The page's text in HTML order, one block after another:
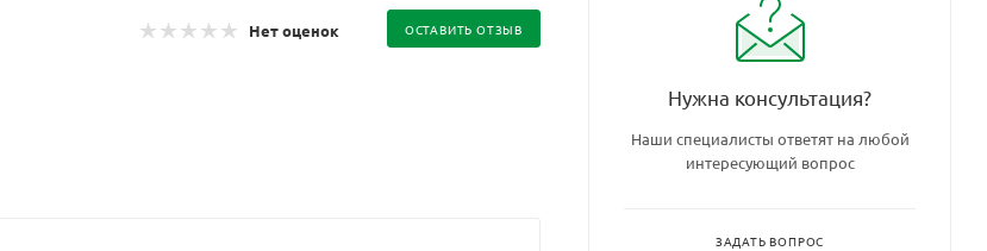
Нет оценок ОСТАВИТЬ ОТЗЫВ
Нужна консультация?
Наши специалисты ответят на любой
интересующий вопрос
ЗАДАТЬ ВОПРОС